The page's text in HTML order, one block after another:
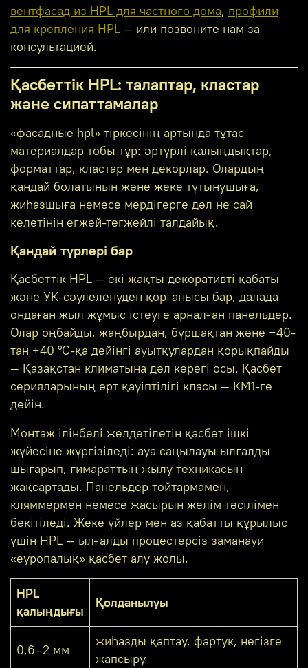
вентфасад из HPL для частного дома, профили
для крепления HPL — или позвоните нам за
консультацией.
Қасбеттік HPL: талаптар, кластар
және сипаттамалар
«фасадные hpl» тіркесінің артында тұтас
материалдар тобы тұр: әртүрлі қалыңдықтар,
форматтар, кластар мен декорлар. Олардың
қандай болатынын және жеке тұтынушыға,
жиһазшыға немесе мердігерге дәл не сай
келетінін егжей-тегжейлі талдайық.
Қандай түрлері бар
Қасбеттік HPL — екі жақты декоративті қабаты
және УК-сәулеленуден қорғанысы бар, далада
ондаған жыл жұмыс істеуге арналған панельдер.
Олар оңбайды, жаңбырдан, бұршақтан және −40-
тан +40 °C-қа дейінгі ауытқулардан қорықпайды
— Қазақстан климатына дәл керегі осы. Қасбет
серияларының өрт қауіптілігі класы — КМ1-ге
дейін.
Монтаж ілінбелі желдетілетін қасбет ішкі
жүйесіне жүргізіледі: ауа саңылауы ылғалды
шығарып, ғимараттың жылу техникасын
жақсартады. Панельдер тойтармамен,
кляммермен немесе жасырын желім тәсілімен
бекітіледі. Жеке үйлер мен аз қабатты құрылыс
үшін HPL — ылғалды процестерсіз заманауи
«еуропалық» қасбет алу жолы.
HPL
қалыңдығы
Қолданылуы
0,6–2 мм
жиһазды қаптау, фартук, негізге
жапсыру